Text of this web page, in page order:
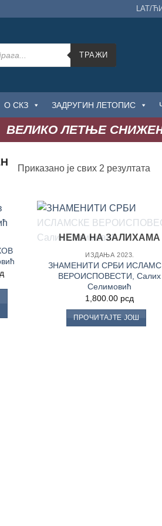
LAT/
ТРАЖИ
О СКЗ ЗАДРУГИН ЛЕТОПИС
ЛЕТЊЕ СНИЖЕЊЕ
Приказано је свих 2 резултата
жеља
цена
је:
НЕМА НА ЗАЛИХАМА
ИЗДАЊА 2023.
ЗНАМЕНИТИ СРБИ
ВЕРОИСПОВЕСТИ, Салих
Селимовић
1,800.00 рсд
ПРОЧИТАЈТЕ ЈОШ